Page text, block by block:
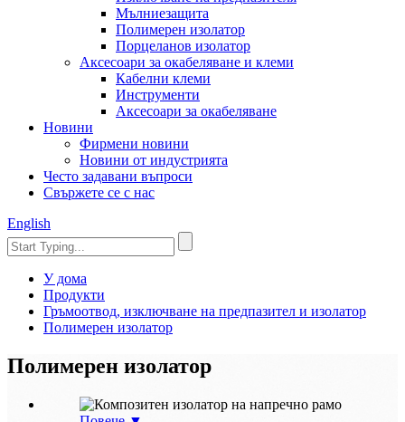
Мълниезащита
Полимерен изолатор
Порцеланов изолатор
Аксесоари за окабеляване и клеми
Кабелни клеми
Инструменти
Аксесоари за окабеляване
Новини
Фирмени новини
Новини от индустрията
Често задавани въпроси
Свържете се с нас
English
У дома
Продукти
Гръмоотвод, изключване на предпазител и изолатор
Полимерен изолатор
Полимерен изолатор